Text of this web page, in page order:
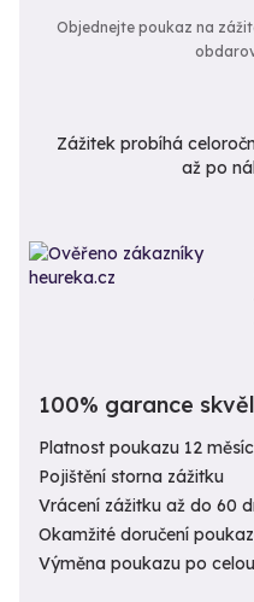
Objednejte poukaz na
Zážitek probíhá
až po
100% garance
Platnost poukazu 12
Pojištění storna zážitku
Vrácení zážitku až do 60
Okamžité doručení
Výměna poukazu po